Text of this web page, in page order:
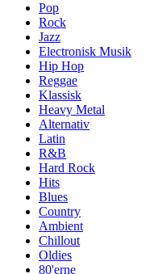
Pop
Rock
Jazz
Electronisk Musik
Hip Hop
Reggae
Klassisk
Heavy Metal
Alternativ
Latin
R&B
Hard Rock
Hits
Blues
Country
Ambient
Chillout
Oldies
80'erne